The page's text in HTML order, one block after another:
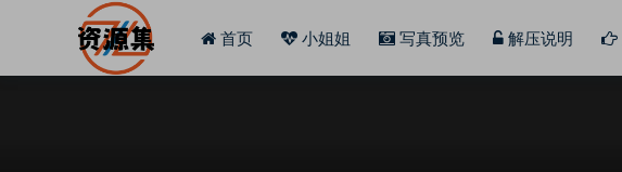
首页 小姐姐 写真预览 解压说明